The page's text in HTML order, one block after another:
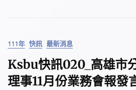
111年 快訊 最新消息
Ksbu快訊020_高雄市
理事11月份業務會報發